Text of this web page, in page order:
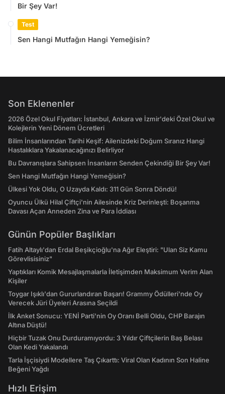
Bir Şey Var!
Test
Sen Hangi Mutfağın Hangi Yemeğisin?
Son Eklenenler
2026 Özel Okul Fiyatları: İstanbul, Ankara ve İzmir'deki Özel Okul ve
Kolejlerin Yeni Dönem Ücretleri
Bilim İnsanlarından Tarihi Keşif: Ailenizdeki Doğum Sıranız Hangi
Hastalıklara Yakalanacağınızı Belirliyor
Bu Davranışlara Sahipsen İnsanların Senden Çekindiği Bir Şey Var!
Sen Hangi Mutfağın Hangi Yemeğisin?
Ülkesi Yok Oldu, O Uzayda Kaldı: 311 Gün Sonra Döndü!
Oyuncu Ülkü Hilal Çiftçi'nin Ailesinde Kriz Derinleşti: Boşanma
Davası Açan Anneden Zina ve Para İddiası
Günün Popüler Başlıkları
Fatih Altaylı'dan Erdal Beşikçioğlu'na Ağır Eleştiri: "Ulan Siz Kamu
Görevlisisiniz"
Yaptıkları Komik Mesajlaşmalarla İletişimden Maksimum Verim Alan
Kişiler
Toygar Işıklı'dan Gururlandıran Başarı! Grammy Ödülleri'nde Oy
Verecek Jüri Üyeleri Arasına Seçildi
İlk Anket Sonucu: YENİ Parti'nin Oy Oranı Belli Oldu, CHP Barajın
Altına Düştü!
Hiçbir Tuzak Onu Durduramıyordu: 3 Yıldır Çiftçilerin Baş Belası
Olan Kedi Yakalandı
Tarla İşçisiydi Modellere Taş Çıkarttı: Viral Olan Kadının Son Haline
Beğeni Yağdı
Hızlı Erişim